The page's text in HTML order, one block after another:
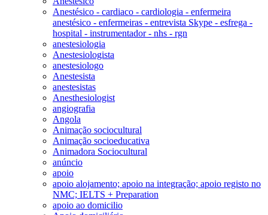
Anestésico - cardiaco - cardiologia - enfermeira
anestésico - enfermeiras - entrevista Skype - esfrega -
hospital - instrumentador - nhs - rgn
anestesiologia
Anestesiologista
anestesiologo
Anestesista
anestesistas
Anesthesiologist
angiografia
Angola
Animação sociocultural
Animação socioeducativa
Animadora Sociocultural
anúncio
apoio
apoio alojamento; apoio na integração; apoio registo no
NMC; IELTS + Preparation
apoio ao domicilio